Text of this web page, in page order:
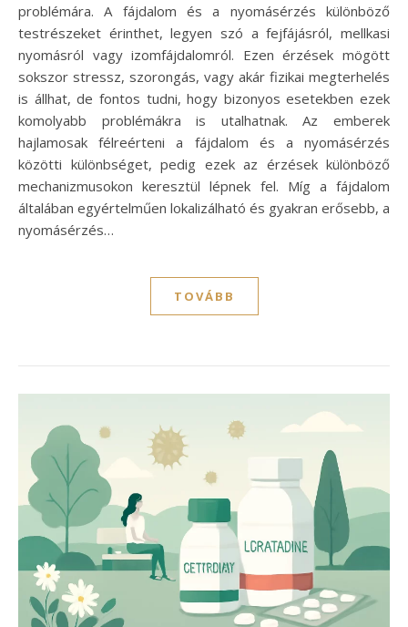
problémára. A fájdalom és a nyomásérzés különböző
testrészeket érinthet, legyen szó a fejfájásról, mellkasi
nyomásról vagy izomfájdalomról. Ezen érzések mögött
sokszor stressz, szorongás, vagy akár fizikai megterhelés
is állhat, de fontos tudni, hogy bizonyos esetekben ezek
komolyabb problémákra is utalhatnak. Az emberek
hajlamosak félreérteni a fájdalom és a nyomásérzés
közötti különbséget, pedig ezek az érzések különböző
mechanizmusokon keresztül lépnek fel. Míg a fájdalom
általában egyértelműen lokalizálható és gyakran erősebb, a
nyomásérzés…
TOVÁBB